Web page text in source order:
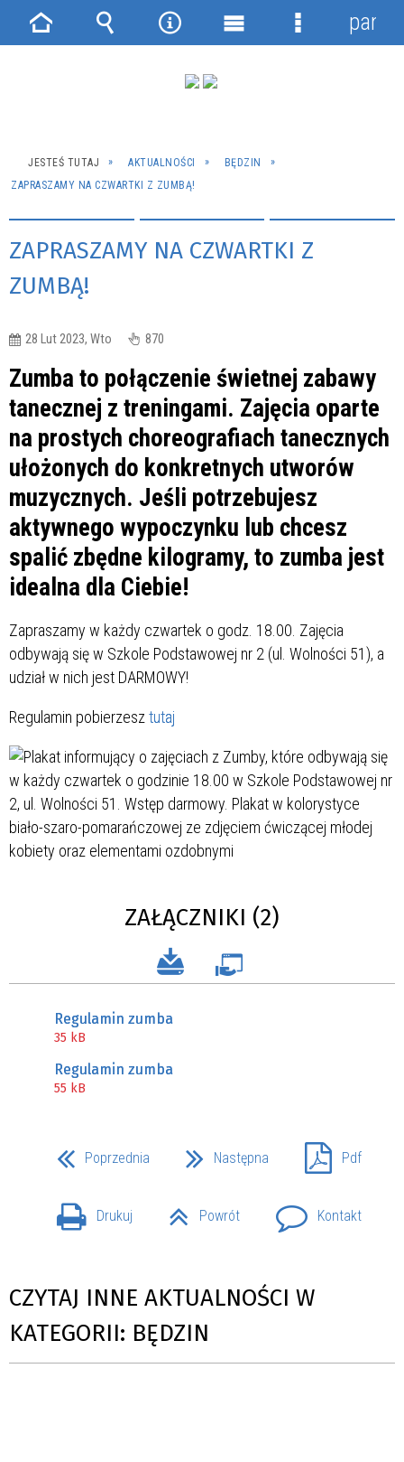
JESTEŚ TUTAJ AKTUALNOŚCI
BĘDZIN
ZAPRASZAMY NA CZWARTKI Z ZUMBĄ!
ZAPRASZAMY NA CZWARTKI Z
ZUMBĄ!
28 Lut 2023, Wto 870
Zumba to połączenie świetnej zabawy
tanecznej z treningami. Zajęcia oparte
na prostych choreografiach tanecznych
ułożonych do konkretnych utworów
muzycznych. Jeśli potrzebujesz
aktywnego wypoczynku lub chcesz
spalić zbędne kilogramy, to zumba jest
idealna dla Ciebie!
Zapraszamy w każdy czwartek o godz. 18.00. Zajęcia
odbywają się w Szkole Podstawowej nr 2 (ul. Wolności 51), a
udział w nich jest DARMOWY!
Regulamin pobierzesz tutaj
ZAŁĄCZNIKI (2)
Regulamin zumba
35 kB
Regulamin zumba
55 kB
Poprzednia Następna Pdf
Drukuj Powrót Kontakt
CZYTAJ INNE AKTUALNOŚCI W
KATEGORII: BĘDZIN
Strona Wyszukiwarka
NarzędziaMenu
Menu
panel